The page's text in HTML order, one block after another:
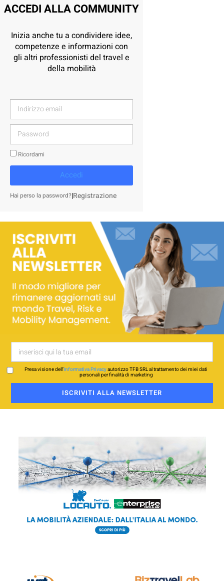
ACCEDI ALLA COMMUNITY
Inizia anche tu a condividere idee,
competenze e informazioni con
gli altri professionisti del travel e
della mobilità
Ricordami
Accedi
Hai perso la password?|Registrazione
Presa visione dell’Informativa Privacyautorizzo TFB SRL al trattamento dei miei dati
personali per finalità di marketing
ISCRIVITI ALLA NEWSLETTER